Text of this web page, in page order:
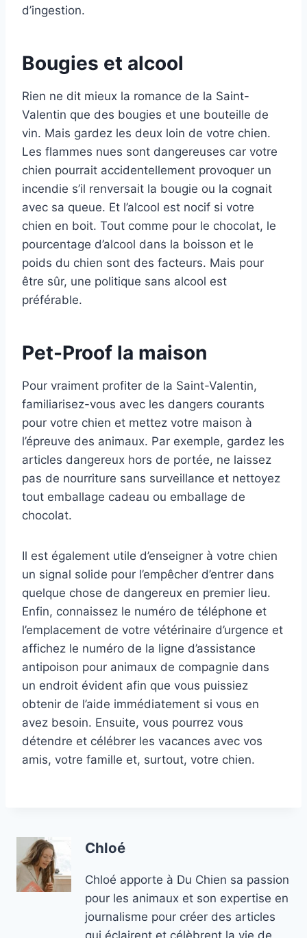
d’ingestion.
Bougies et alcool
Rien ne dit mieux la romance de la Saint-
Valentin que des bougies et une bouteille de
vin. Mais gardez les deux loin de votre chien.
Les flammes nues sont dangereuses car votre
chien pourrait accidentellement provoquer un
incendie s’il renversait la bougie ou la cognait
avec sa queue. Et l’alcool est nocif si votre
chien en boit. Tout comme pour le chocolat, le
pourcentage d’alcool dans la boisson et le
poids du chien sont des facteurs. Mais pour
être sûr, une politique sans alcool est
préférable.
Pet-Proof la maison
Pour vraiment profiter de la Saint-Valentin,
familiarisez-vous avec les dangers courants
pour votre chien et mettez votre maison à
l’épreuve des animaux. Par exemple, gardez les
articles dangereux hors de portée, ne laissez
pas de nourriture sans surveillance et nettoyez
tout emballage cadeau ou emballage de
chocolat.
Il est également utile d’enseigner à votre chien
un signal solide pour l’empêcher d’entrer dans
quelque chose de dangereux en premier lieu.
Enfin, connaissez le numéro de téléphone et
l’emplacement de votre vétérinaire d’urgence et
affichez le numéro de la ligne d’assistance
antipoison pour animaux de compagnie dans
un endroit évident afin que vous puissiez
obtenir de l’aide immédiatement si vous en
avez besoin. Ensuite, vous pourrez vous
détendre et célébrer les vacances avec vos
amis, votre famille et, surtout, votre chien.
Chloé
Chloé apporte à Du Chien sa passion
pour les animaux et son expertise en
journalisme pour créer des articles
qui éclairent et célèbrent la vie de